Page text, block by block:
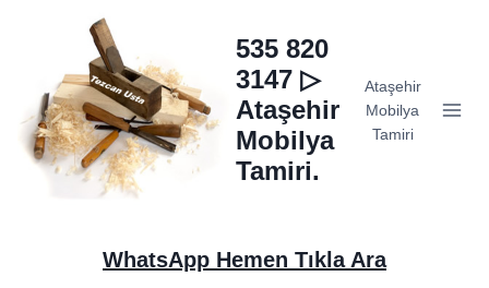
535 820
3147 ▷
Ataşehir
Mobilya
Tamiri.
Ataşehir
Mobilya
Tamiri
WhatsApp Hemen Tıkla Ara